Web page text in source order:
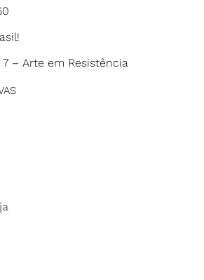
– Arte em Resistência